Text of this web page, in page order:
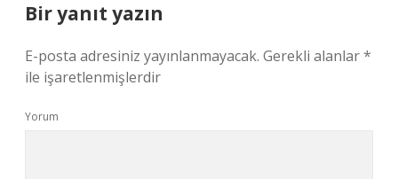
Bir yanıt yazın
E-posta adresiniz yayınlanmayacak. Gerekli alanlar*
ile işaretlenmişlerdir
Yorum